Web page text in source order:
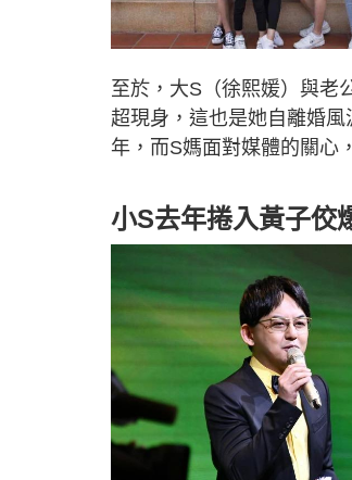
至於，大S（徐熙媛）與老
超現身，這也是她自離婚
年，而S媽面對媒體的關心
小S去年捲入黃子佼